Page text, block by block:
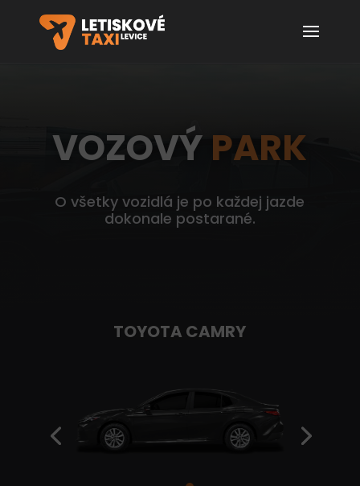
VOZOVÝ PARK
O všetky vozidlá je po každej jazde
dokonale postarané.
TOYOTA CAMRY